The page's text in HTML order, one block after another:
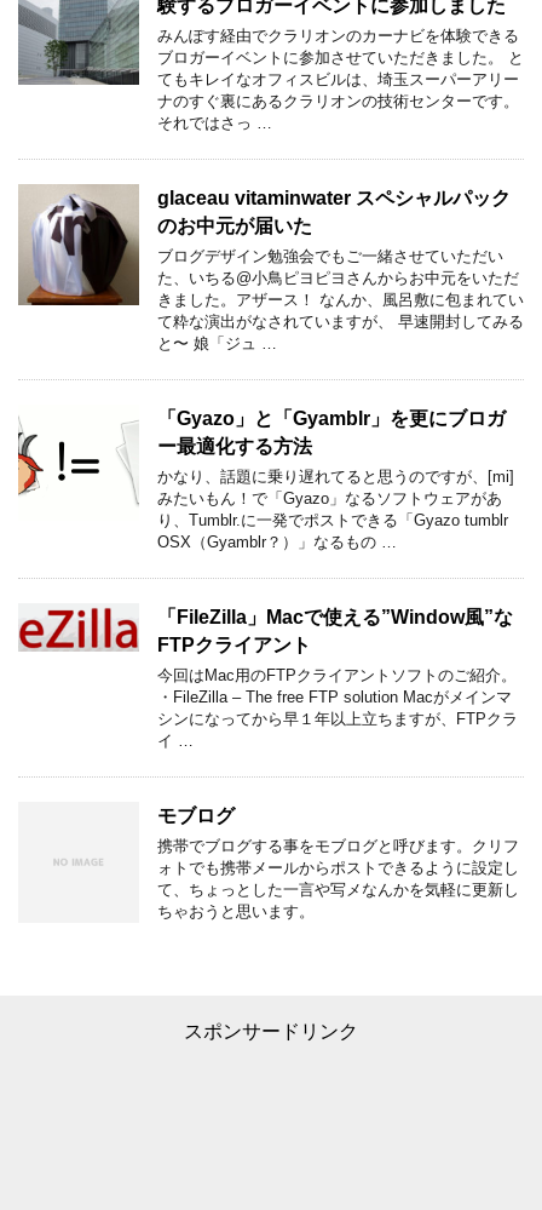
験するブロガーイベントに参加しました
みんぽす経由でクラリオンのカーナビを体験できる
ブロガーイベントに参加させていただきました。 と
てもキレイなオフィスビルは、埼玉スーパーアリー
ナのすぐ裏にあるクラリオンの技術センターです。
それではさっ …
glaceau vitaminwater スペシャルパック
のお中元が届いた
ブログデザイン勉強会でもご一緒させていただい
た、いちる@小鳥ピヨピヨさんからお中元をいただ
きました。アザース！ なんか、風呂敷に包まれてい
て粋な演出がなされていますが、 早速開封してみる
と〜 娘「ジュ …
「Gyazo」と「Gyamblr」を更にブロガ
ー最適化する方法
かなり、話題に乗り遅れてると思うのですが、[mi]
みたいもん！で「Gyazo」なるソフトウェアがあ
り、Tumblr.に一発でポストできる「Gyazo tumblr
OSX（Gyamblr？）」なるもの …
「FileZilla」Macで使える”Window風”な
FTPクライアント
今回はMac用のFTPクライアントソフトのご紹介。
・FileZilla – The free FTP solution Macがメインマ
シンになってから早１年以上立ちますが、FTPクラ
イ …
モブログ
携帯でブログする事をモブログと呼びます。クリフ
ォトでも携帯メールからポストできるように設定し
て、ちょっとした一言や写メなんかを気軽に更新し
ちゃおうと思います。
スポンサードリンク